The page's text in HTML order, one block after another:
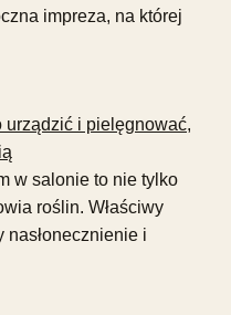
impreza, na której
i pielęgnować,
w salonie to nie tylko
roślin. Właściwy
i